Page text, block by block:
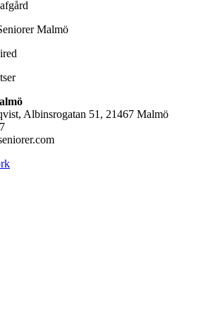
Malmö
Albinsrogatan 51, 21467 Malmö